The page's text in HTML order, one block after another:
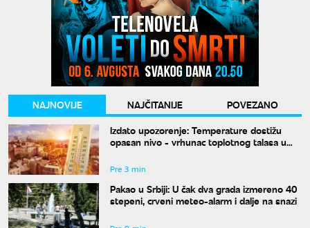
NAJNOVIJE NAJČITANIJE
POVEZANO
Izdato upozorenje: Temperature dostižu
opasan nivo - vrhunac toplotnog talasa u
Pre 3 min
Pakao u Srbiji: U čak dva grada izmereno 40
stepeni, crveni meteo-alarm i dalje na snazi